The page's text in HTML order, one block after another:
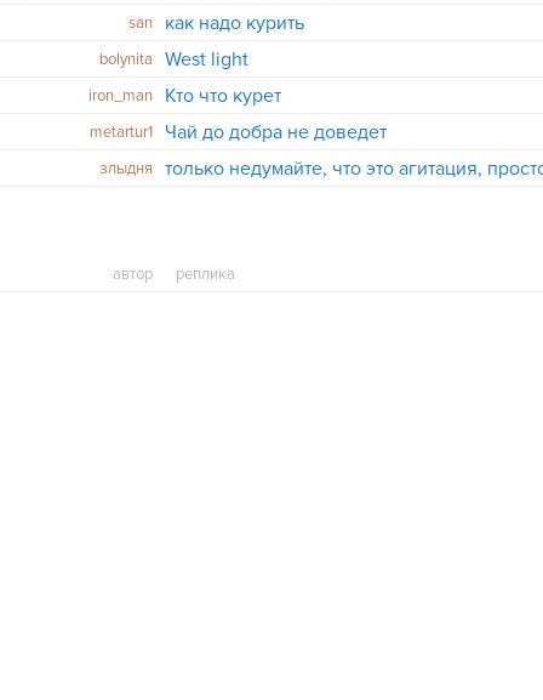
san как надо курить
bolynita West light
iron_man Кто что курет
metartur1 Чай до добра не доведет
злыдня только недумайте, что это агитация,
автор реплика